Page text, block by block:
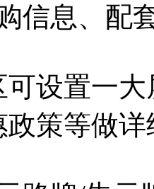
息、配
置一大
政策等做